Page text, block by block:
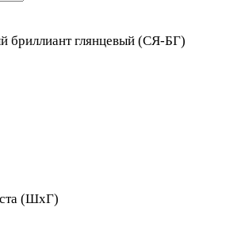
бриллиант глянцевый (СЯ-БГ)
(ШхГ)